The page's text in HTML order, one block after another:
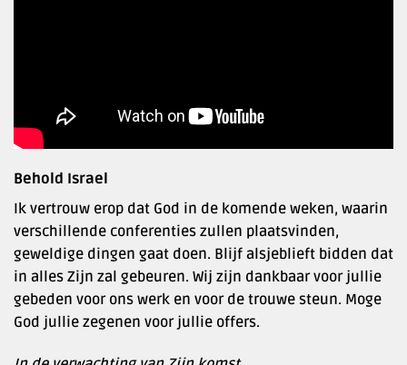
Behold Israel
Ik vertrouw erop dat God in de komende weken, waarin
verschillende conferenties zullen plaatsvinden,
geweldige dingen gaat doen. Blijf alsjeblieft bidden dat
in alles Zijn zal gebeuren. Wij zijn dankbaar voor jullie
gebeden voor ons werk en voor de trouwe steun. Moge
God jullie zegenen voor jullie offers.